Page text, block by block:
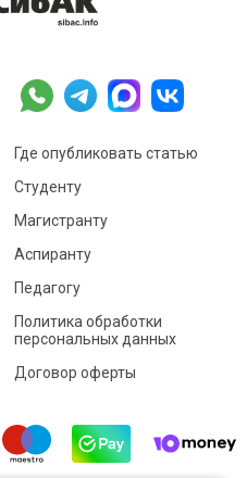
Где опубликовать статью
Студенту
Магистранту
Аспиранту
Педагогу
Политика обработки
персональных данных
Договор оферты